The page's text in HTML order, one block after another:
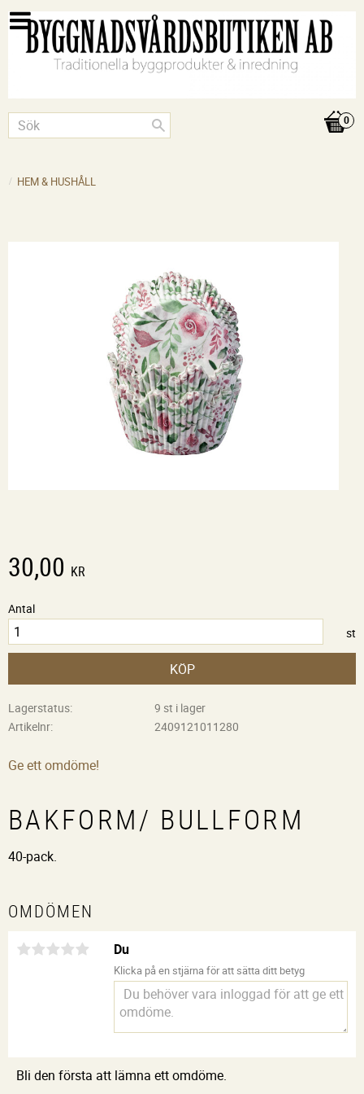
HEM & HUSHÅLL
30,00 KR
Antal
st
KÖP
Lagerstatus
9 st i lager
Artikelnr
2409121011280
Ge ett omdöme!
BAKFORM/ BULLFORM
40-pack.
OMDÖMEN
Du
Klicka på en stjärna för att sätta ditt betyg
Bli den första att lämna ett omdöme.